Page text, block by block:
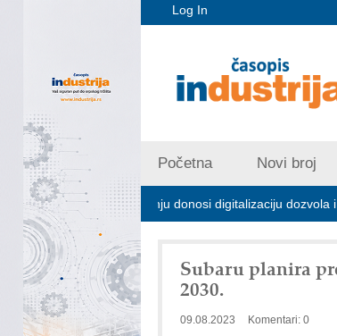
Log In
Početna Novi broj
zagađivanju donosi digitalizaciju dozvola i strožu
Subaru planira
2030.
09.08.2023 Komentari: 0